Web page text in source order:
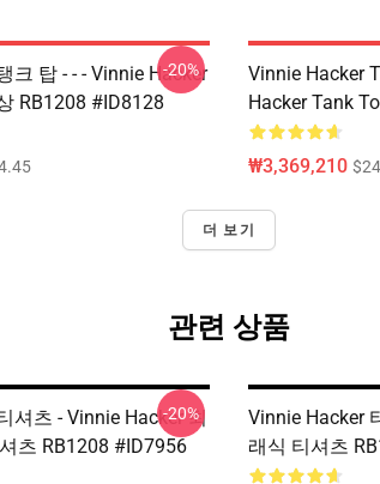
크 탑 - - - Vinnie Hacker
RB1208 #ID8128
-20%
Vinnie Hacker
Hacker Tank
₩3,369,210
더 보기
관련 상품
셔츠 - Vinnie Hacker 최
츠 RB1208 #ID7956
-20%
Vinnie Hacker
래식 티셔츠